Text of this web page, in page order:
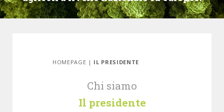
HOMEPAGE | IL PRESIDENTE
Chi siamo
Il presidente